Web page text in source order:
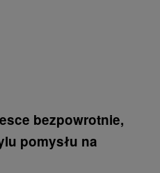
bezpowrotnie,
pomysłu na